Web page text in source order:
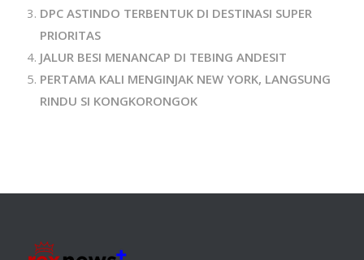
DPC ASTINDO TERBENTUK DI DESTINASI SUPER
PRIORITAS
JALUR BESI MENANCAP DI TEBING ANDESIT
PERTAMA KALI MENGINJAK NEW YORK, LANGSUNG
RINDU SI KONGKORONGOK